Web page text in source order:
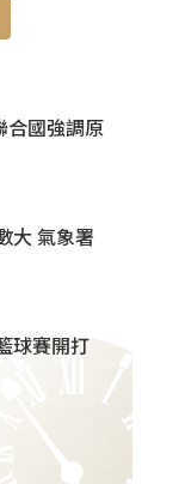
合國強調原
大 氣象署
球賽開打